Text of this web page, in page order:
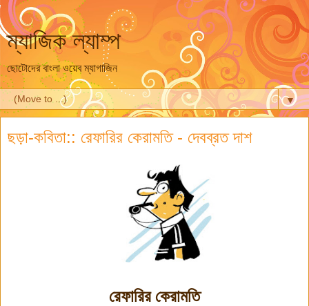
ম্যাজিক ল্যাম্প
ছোটোদের বাংলা ওয়েব ম্যাগাজিন
▼
ছড়া-কবিতা:: রেফারির কেরামতি - দেবব্রত দাশ
রেফারির কেরামতি